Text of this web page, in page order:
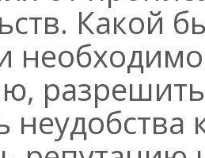
Какой
неудобства